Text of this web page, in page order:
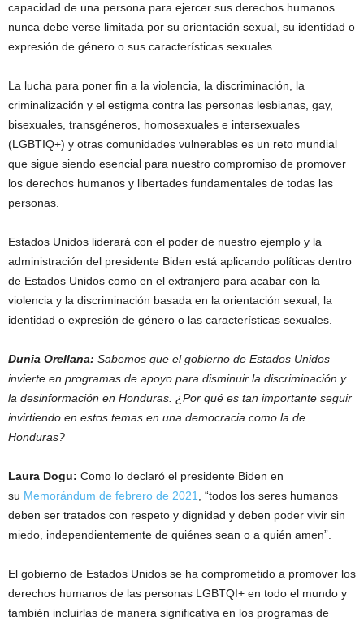
capacidad de una persona para ejercer sus derechos humanos
nunca debe verse limitada por su orientación sexual, su identidad o
expresión de género o sus características sexuales.
La lucha para poner fin a la violencia, la discriminación, la
criminalización y el estigma contra las personas lesbianas, gay,
bisexuales, transgéneros, homosexuales e intersexuales
(LGBTIQ+) y otras comunidades vulnerables es un reto mundial
que sigue siendo esencial para nuestro compromiso de promover
los derechos humanos y libertades fundamentales de todas las
personas.
Estados Unidos liderará con el poder de nuestro ejemplo y la
administración del presidente Biden está aplicando políticas dentro
de Estados Unidos como en el extranjero para acabar con la
violencia y la discriminación basada en la orientación sexual, la
identidad o expresión de género o las características sexuales.
Dunia Orellana: Sabemos que el gobierno de Estados Unidos
invierte en programas de apoyo para disminuir la discriminación y
la desinformación en Honduras. ¿Por qué es tan importante seguir
invirtiendo en estos temas en una democracia como la de
Honduras?
Laura Dogu: Como lo declaró el presidente Biden en
su Memorándum de febrero de 2021
, “todos los seres humanos
deben ser tratados con respeto y dignidad y deben poder vivir sin
miedo, independientemente de quiénes sean o a quién amen”.
El gobierno de Estados Unidos se ha comprometido a promover los
derechos humanos de las personas LGBTQI+ en todo el mundo y
también incluirlas de manera significativa en los programas de